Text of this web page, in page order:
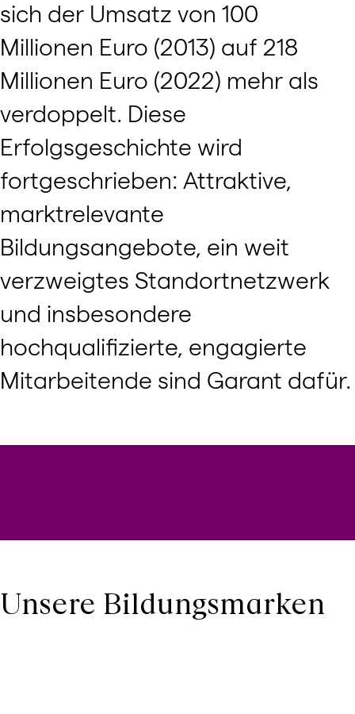
sich der Umsatz von 100
Millionen Euro (2013) auf 218
Millionen Euro (2022) mehr als
verdoppelt. Diese
Erfolgsgeschichte wird
fortgeschrieben: Attraktive,
marktrelevante
Bildungsangebote, ein weit
verzweigtes Standortnetzwerk
und insbesondere
hochqualifizierte, engagierte
Mitarbeitende sind Garant dafür.
Unsere Bildungsmarken